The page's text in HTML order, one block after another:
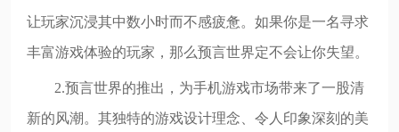
让玩家沉浸其中数小时而不感疲惫。如果你是一名寻求
丰富游戏体验的玩家，那么预言世界定不会让你失望。
2.预言世界的推出，为手机游戏市场带来了一股清
新的风潮。其独特的游戏设计理念、令人印象深刻的美